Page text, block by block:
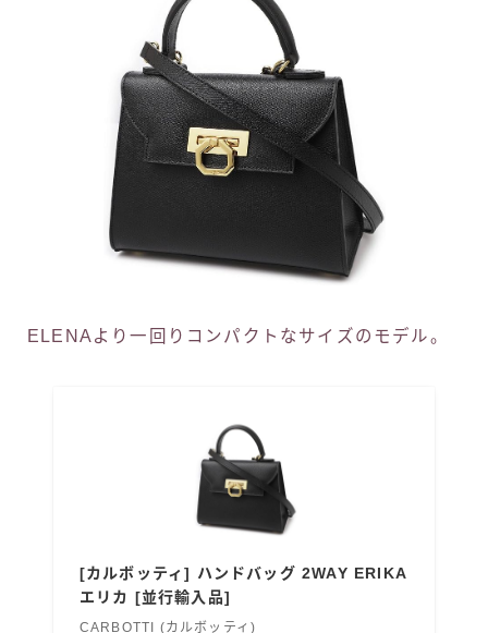
ELENAより一回りコンパクトなサイズのモデル。
[カルボッティ] ハンドバッグ 2WAY ERIKA
エリカ [並行輸入品]
CARBOTTI (カルボッティ)